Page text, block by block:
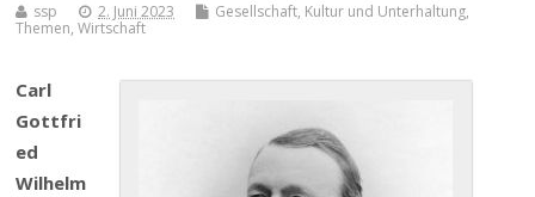
ssp 2. Juni 2023 Gesellschaft, Kultur und Unterhaltung,
Themen,Wirtschaft
Carl
Gottfri
ed
Wilhelm